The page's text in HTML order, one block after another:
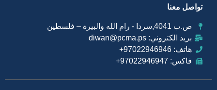
تواصل معنا
ص.ب 4041,سردا - رام الله والبيرة – فلسطين
بريد الكتروني: diwan@pcma.ps
هاتف: 97022946946+
فاكس: 97022946947+